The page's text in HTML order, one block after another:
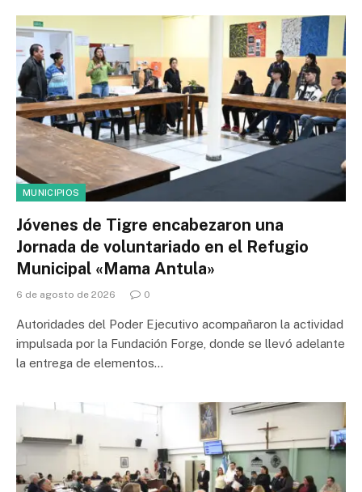
MUNICIPIOS
Jóvenes de Tigre encabezaron una
Jornada de voluntariado en el Refugio
Municipal «Mama Antula»
6 de agosto de 2026 0
Autoridades del Poder Ejecutivo acompañaron la actividad
impulsada por la Fundación Forge, donde se llevó adelante
la entrega de elementos…